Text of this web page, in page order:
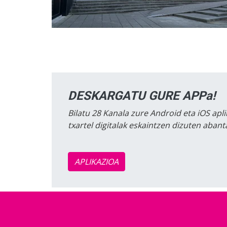
DESKARGATU GURE APPa!
Bilatu 28 Kanala zure Android eta iOS
txartel digitalak eskaintzen dizuten
APLIKAZIOA